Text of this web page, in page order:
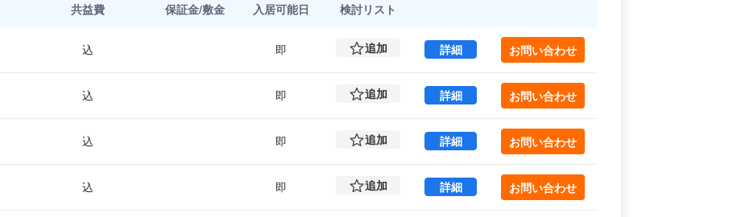
共益費 保証金/敷金 入居可能日 検討リスト
込 即 追加 詳細ＣＡＳＣＡＤＥ ＨＡＲＡＪＵＫＵ（増築棟） B1-1
お問い合わせ
込 即 追加 詳細ＣＡＳＣＡＤＥ ＨＡＲＡＪＵＫＵ（増築棟） B1-2
お問い合わせ
込 即 追加 詳細ＣＡＳＣＡＤＥ ＨＡＲＡＪＵＫＵ（増築棟） 1
お問い合わせ
込 即 追加 詳細ＣＡＳＣＡＤＥ ＨＡＲＡＪＵＫＵ（増築棟） 02-1
お問い合わせ